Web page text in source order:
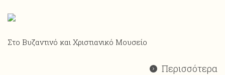
Στο Βυζαντινό και Χριστιανικό Μουσείο
Περισσότερα